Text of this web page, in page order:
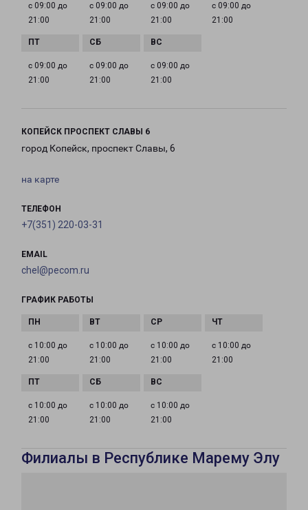
с 09:00 до
21:00
с 09:00 до
21:00
с 09:00 до
21:00
с 09:00 до
21:00
с 09:00 до
21:00
с 09:00 до
21:00
с 09:00 до
21:00
КОПЕЙСК ПРОСПЕКТ СЛАВЫ 6
город Копейск, проспект Славы, 6
на карте
ТЕЛЕФОН
+7(351) 220-03-31
EMAIL
chel@pecom.ru
ГРАФИК РАБОТЫ
с 10:00 до
21:00
с 10:00 до
21:00
с 10:00 до
21:00
с 10:00 до
21:00
с 10:00 до
21:00
с 10:00 до
21:00
с 10:00 до
21:00
Филиалы в Республике Марему Элу